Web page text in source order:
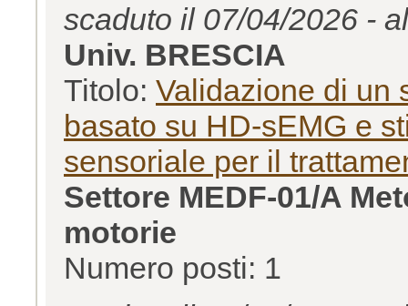
scaduto il 07/04/2026 -
Univ. BRESCIA
Titolo: Validazione di un
basato su HD-sEMG e
sensoriale per il
Settore MEDF-01/A
motorie
Numero posti: 1